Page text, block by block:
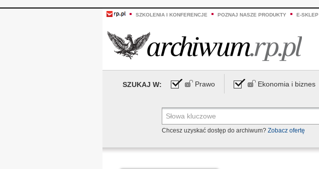
SZKOLENIA I KONFERENCJE POZNAJ NASZE PRODUKTY E-SKLEP
SZUKAJ W: Prawo Ekonomia i biznes
Chcesz uzyskać dostęp do archiwum? Zobacz ofertę